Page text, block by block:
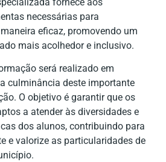
necessárias para
eficaz, promovendo um
mais acolhedor e inclusivo.
será realizado em
culminância deste importante
O objetivo é garantir que os
a atender às diversidades e
dos alunos, contribuindo para
e valorize as particularidades de